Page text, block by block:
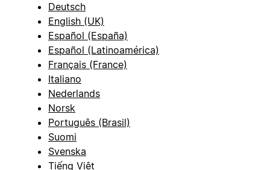
Deutsch
English (UK)
Español (España)
Español (Latinoamérica)
Français (France)
Italiano
Nederlands
Norsk
Português (Brasil)
Suomi
Svenska
Tiếng Việt